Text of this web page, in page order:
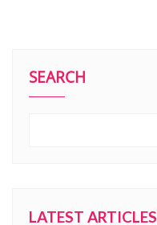
SEARCH
LATEST ARTICLES